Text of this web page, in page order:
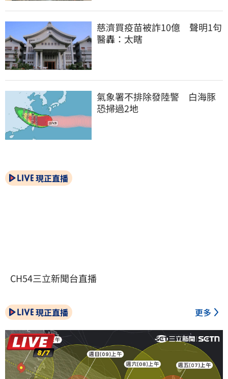
慈濟買疫苗被詐10億　聲明1句
醫轟：太瞎
氣象署不排除發陸警　白海豚
恐掃過2地
現正直播
CH54三立新聞台直播
現正直播 更多